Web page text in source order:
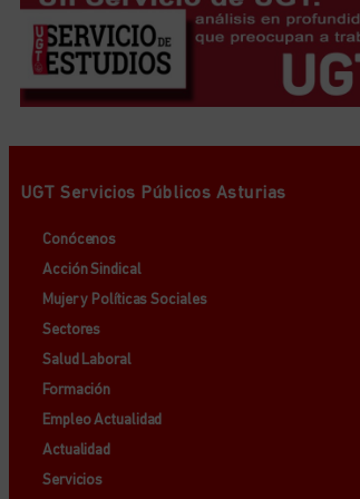
UGT Servicios Públicos Asturias
Conócenos
Acción Sindical
Mujer y Políticas Sociales
Sectores
Salud Laboral
Formación
Empleo Actualidad
Actualidad
Servicios